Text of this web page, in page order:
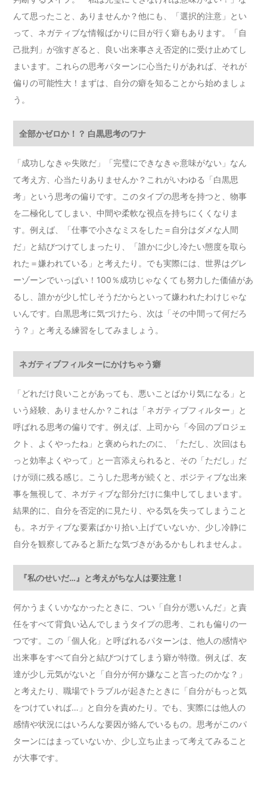
んて思ったこと、ありませんか？他にも、「選択的注意」とい
って、ネガティブな情報ばかりに目が行く癖もあります。「自
己批判」が強すぎると、良い出来事さえ否定的に受け止めてし
まいます。これらの思考パターンに心当たりがあれば、それが
偏りの可能性大！まずは、自分の癖を知ることから始めましょ
う。
全部かゼロか！？ 白黒思考のワナ
「成功しなきゃ失敗だ」「完璧にできなきゃ意味がない」なん
て考え方、心当たりありませんか？これがいわゆる「白黒思
考」という思考の偏りです。このタイプの思考を持つと、物事
を二極化してしまい、中間や柔軟な視点を持ちにくくなりま
す。例えば、「仕事で小さなミスをした＝自分はダメな人間
だ」と結びつけてしまったり、「誰かに少し冷たい態度を取ら
れた＝嫌われている」と考えたり。でも実際には、世界はグレ
ーゾーンでいっぱい！100％成功じゃなくても努力した価値があ
るし、誰かが少し忙しそうだからといって嫌われたわけじゃな
いんです。白黒思考に気づけたら、次は「その中間って何だろ
う？」と考える練習をしてみましょう。
ネガティブフィルターにかけちゃう癖
「どれだけ良いことがあっても、悪いことばかり気になる」と
いう経験、ありませんか？これは「ネガティブフィルター」と
呼ばれる思考の偏りです。例えば、上司から「今回のプロジェ
クト、よくやったね」と褒められたのに、「ただし、次回はも
っと効率よくやって」と一言添えられると、その「ただし」だ
けが頭に残る感じ。こうした思考が続くと、ポジティブな出来
事を無視して、ネガティブな部分だけに集中してしまいます。
結果的に、自分を否定的に見たり、やる気を失ってしまうこと
も。ネガティブな要素ばかり拾い上げていないか、少し冷静に
自分を観察してみると新たな気づきがあるかもしれませんよ。
『私のせいだ…』と考えがちな人は要注意！
何かうまくいかなかったときに、つい「自分が悪いんだ」と責
任をすべて背負い込んでしまうタイプの思考、これも偏りの一
つです。この「個人化」と呼ばれるパターンは、他人の感情や
出来事をすべて自分と結びつけてしまう癖が特徴。例えば、友
達が少し元気がないと「自分が何か嫌なこと言ったのかな？」
と考えたり、職場でトラブルが起きたときに「自分がもっと気
をつけていれば…」と自分を責めたり。でも、実際には他人の
感情や状況にはいろんな要因が絡んでいるもの。思考がこのパ
ターンにはまっていないか、少し立ち止まって考えてみること
が大事です。